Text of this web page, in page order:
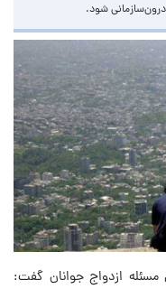
شود.
ازدواج جوانان گفت: